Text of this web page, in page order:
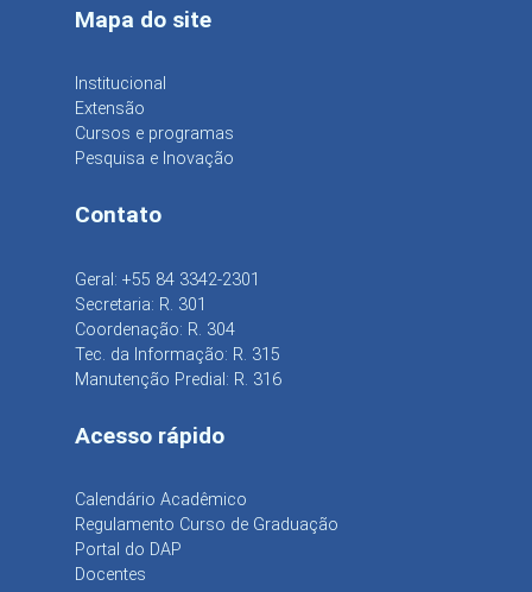
Mapa do site
Institucional
Extensão
Cursos e programas
Pesquisa e Inovação
Contato
Geral: +55 84 3342-2301
Secretaria: R. 301
Coordenação: R. 304
Tec. da Informação: R. 315
Manutenção Predial: R. 316
Acesso rápido
Calendário Acadêmico
Regulamento Curso de Graduação
Portal do DAP
Docentes